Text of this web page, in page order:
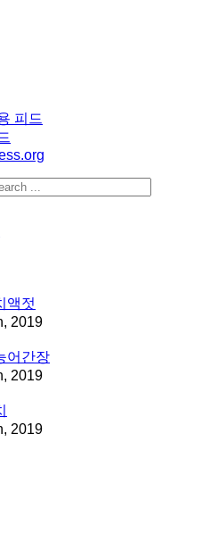
피드
액젓
2019
어간장
2019
2019